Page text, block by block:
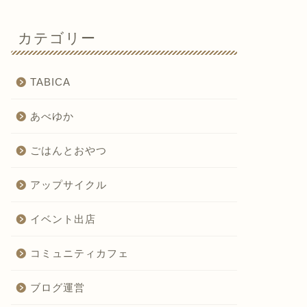
カテゴリー
TABICA
あべゆか
ごはんとおやつ
アップサイクル
イベント出店
コミュニティカフェ
ブログ運営